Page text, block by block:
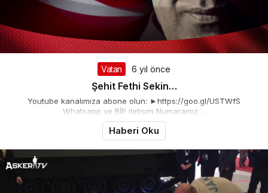
Vatan 6 yıl önce
Şehit Fethi Sekin…
Youtube kanalımıza abone olun: ►https://goo.gl/USTWfS
Whatsapp ve BİP iletişim Numaramız:...
Haberi Oku